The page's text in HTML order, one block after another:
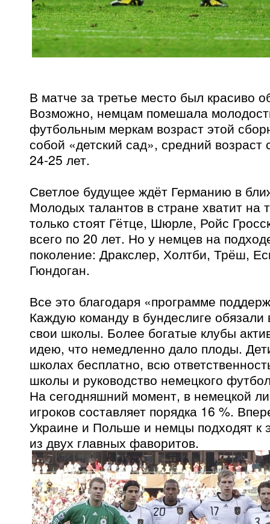
В матче за третье место был красиво
Возможно, немцам помешала
футбольным меркам возраст этой
собой «детский сад», средний возраст
24-25 лет.
Светлое будущее ждёт Германию в
Молодых талантов в стране хватит на
только стоят Гётце, Шюрле, Ройс
всего по 20 лет. Но у немцев на
поколение: Дракслер, Холтби, Трёш,
Гюндоган.
Все это благодаря «программе
Каждую команду в бундеслиге обязали
свои школы. Более богатые клубы
идею, что немедленно дало плоды.
школах бесплатно, всю
школы и руководство немецкого
На сегодняшний момент, в немецкой
игроков составляет порядка 16 %.
Украине и Польше и немцы подходят к
из двух главных фаворитов.